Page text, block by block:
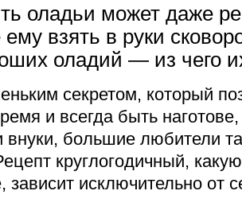
оладьи может даже
взять в руки
оладий — из чего
секретом, который
и всегда быть
внуки, большие любители
круглогодичный,
зависит исключительно от